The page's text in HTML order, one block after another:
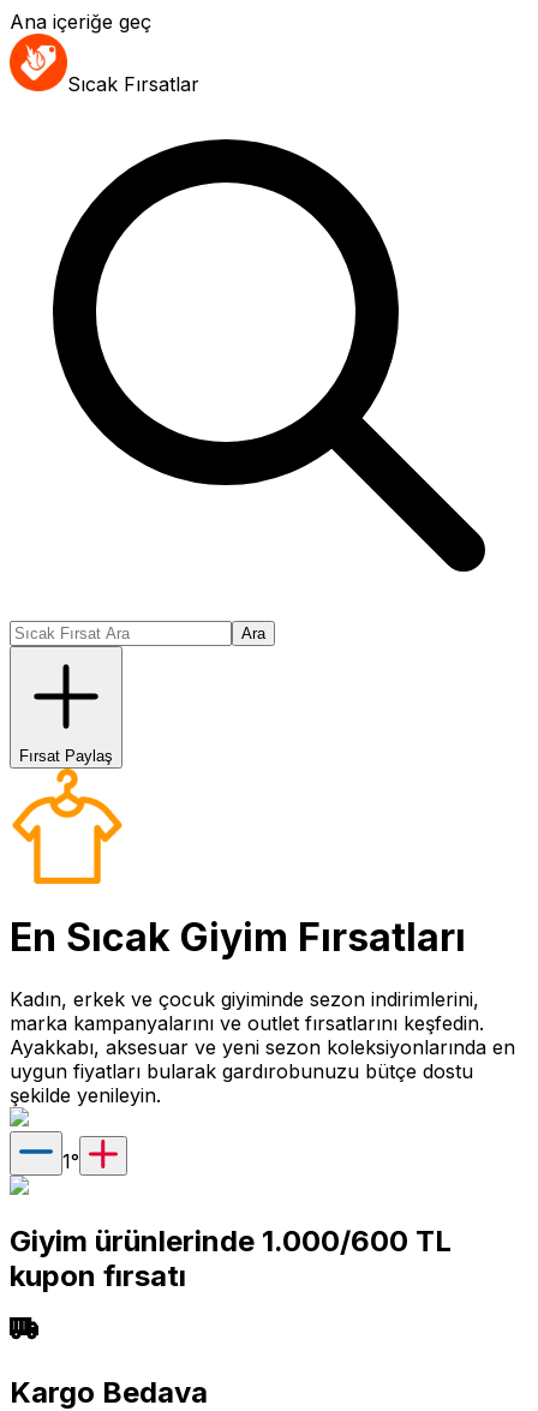
Ana içeriğe geç
Sıcak Fırsatlar
Ara
Fırsat Paylaş
En Sıcak Giyim Fırsatları
Kadın, erkek ve çocuk giyiminde sezon indirimlerini,
marka kampanyalarını ve outlet fırsatlarını keşfedin.
Ayakkabı, aksesuar ve yeni sezon koleksiyonlarında en
uygun fiyatları bularak gardırobunuzu bütçe dostu
şekilde yenileyin.
1°
Giyim ürünlerinde 1.000/600 TL
kupon fırsatı
Kargo Bedava